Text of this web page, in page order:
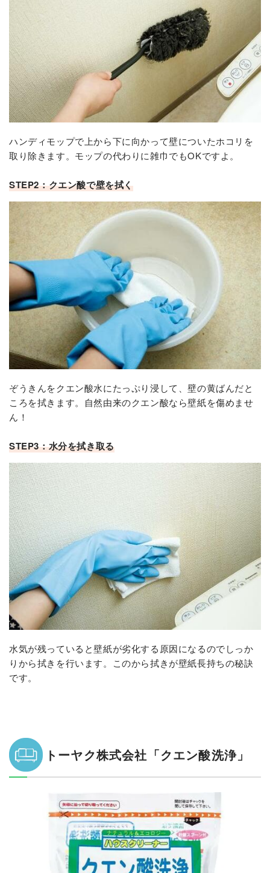
ハンディモップで上から下に向かって壁についたホコリを
取り除きます。モップの代わりに雑巾でもOKですよ。
STEP2：クエン酸で壁を拭く
ぞうきんをクエン酸水にたっぷり浸して、壁の黄ばんだと
ころを拭きます。自然由来のクエン酸なら壁紙を傷めませ
ん！
STEP3：水分を拭き取る
水気が残っていると壁紙が劣化する原因になるのでしっか
りから拭きを行います。このから拭きが壁紙長持ちの秘訣
です。
トーヤク株式会社「クエン酸洗浄」